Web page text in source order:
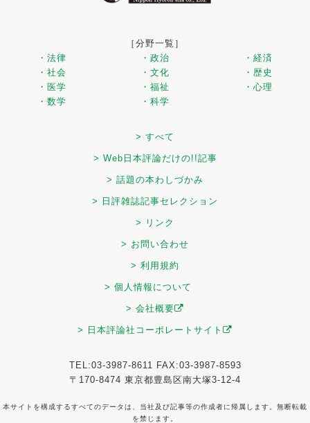
［分野一覧］
・法律
・政治
・経済
・社会
・文化
・歴史
・医学
・福祉
・心理
・数学
・科学
> すべて
> Web日本評論だけの!!記事
> 話題の本わしづかみ
> 日評雑誌記事セレクション
> リンク
> お問い合わせ
> 利用規約
> 個人情報について
> 会社概要
> 日本評論社コーポレートサイト
TEL:03-3987-8611 FAX:03-3987-8593
〒170-8474 東京都豊島区南大塚3-12-4
本サイトを構成するすべてのデータは、当社及び記事等の作成者に帰属します。無断転載
を禁じます。